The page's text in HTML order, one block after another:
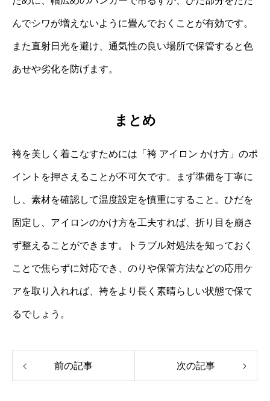
んでシワが増えないように畳んでおくことが有効です。
また直射日光を避け、通気性の良い場所で保管すると色
あせや劣化を防げます。
まとめ
袴を美しく着こなすためには「袴 アイロン かけ方」のポ
イントを押さえることが不可欠です。まず準備を丁寧に
し、素材を確認して温度設定を慎重にすること。ひだを
固定し、アイロンのかけ方を工夫すれば、折り目を崩さ
ず整えることができます。トラブル対処法を知っておく
ことで焦らずに対応でき、のりや保管方法などの応用ケ
アを取り入れれば、袴をより長く素晴らしい状態で保て
るでしょう。
前の記事 次の記事